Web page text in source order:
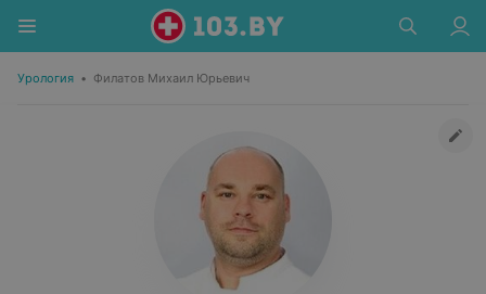
Урология • Филатов Михаил Юрьевич